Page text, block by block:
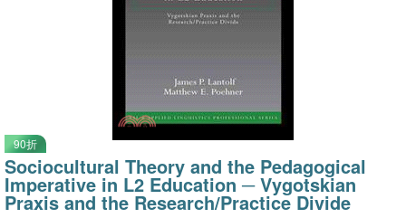
90折
Sociocultural Theory and the Pedagogical
Imperative in L2 Education ─ Vygotskian
Praxis and the Research/Practice Divide